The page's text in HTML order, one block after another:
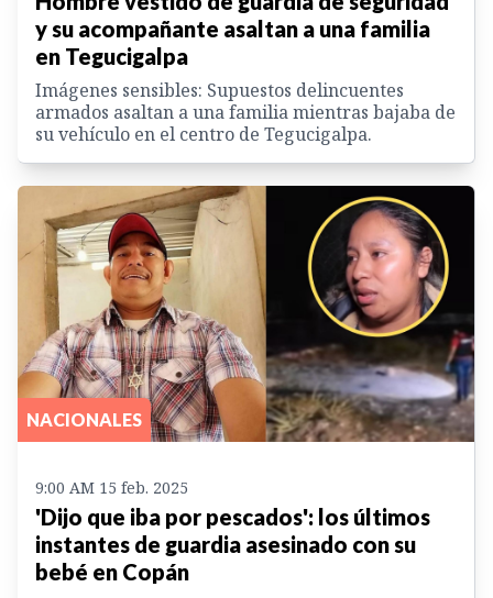
y su acompañante asaltan a una familia
en Tegucigalpa
Imágenes sensibles: Supuestos delincuentes
armados asaltan a una familia mientras bajaba de
su vehículo en el centro de Tegucigalpa.
NACIONALES
9:00 AM 15 feb. 2025
'Dijo que iba por pescados': los últimos
instantes de guardia asesinado con su
bebé en Copán